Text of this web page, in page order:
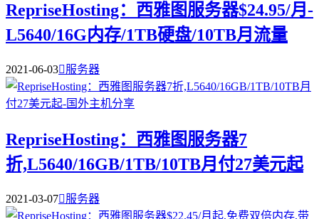
RepriseHosting：西雅图服务器$24.95/月-
L5640/16G内存/1TB硬盘/10TB月流量
2021-06-03服务器
RepriseHosting：西雅图服务器7
折,L5640/16GB/1TB/10TB月付27美元起
2021-03-07服务器